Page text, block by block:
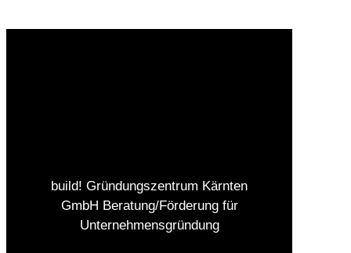
build! Gründungszentrum Kärnten
GmbH Beratung/Förderung für
Unternehmensgründung